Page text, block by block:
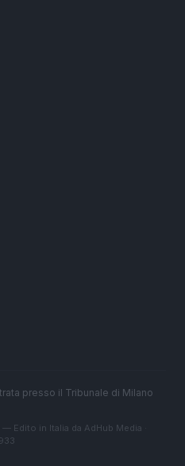
presso il Tribunale di Milano
Edito in Italia da AdHub Media